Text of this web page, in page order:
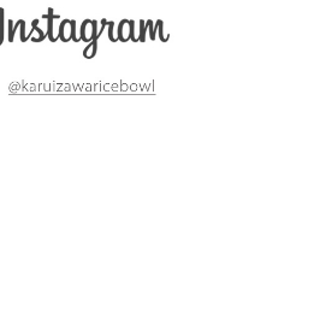
える!?器の選び方』コーナーで 白い
春日井店が紹介されました。
≫ 流行発信MOOK おでかけ春日井
4月号に 白いごはん器のお店 らいす